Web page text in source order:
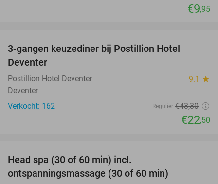
€9,95
3-gangen keuzediner bij Postillion Hotel
Deventer
Postillion Hotel Deventer 9.1 star
Deventer
Verkocht: 162
Regulier €43,30
€22,50
Head spa (30 of 60 min) incl.
ontspanningsmassage (30 of 60 min)